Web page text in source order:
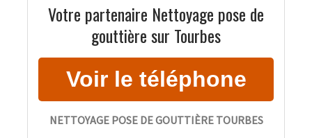
Votre partenaire Nettoyage pose de
gouttière sur Tourbes
NETTOYAGE POSE DE GOUTTIÈRE TOURBES